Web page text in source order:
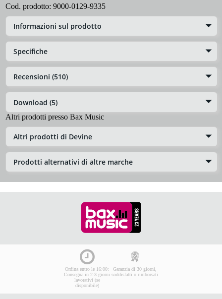
Cod. prodotto: 9000-0129-9335
Informazioni sul prodotto
Specifiche
Recensioni (510)
Download (5)
Altri prodotti presso Bax Music
Altri prodotti di Devine
Prodotti alternativi di altre marche
Ordina entro le 16:00:
Consegna in 2-3 giorni
lavorativi (se
disponibile)
Garanzia di 30 giorni,
soddisfatti o rimborsati